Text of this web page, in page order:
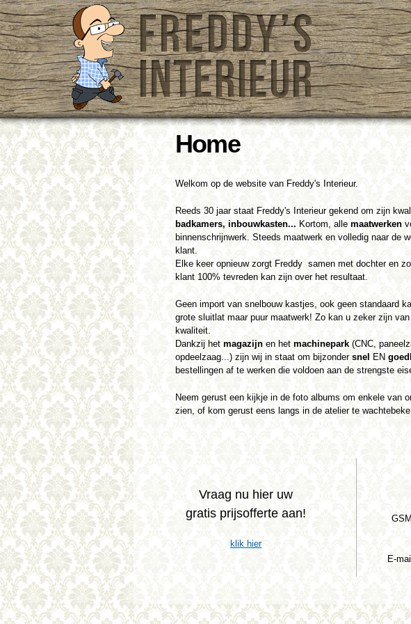
Home
Welkom op de website van Freddy's Interieur.
Reeds 30 jaar staat Freddy's Interieur gekend om zijn
badkamers, inbouwkasten... Kortom, alle maatwerken
binnenschrijnwerk. Steeds maatwerk en volledig naar de
klant.
Elke keer opnieuw zorgt Freddy samen met dochter en
klant 100% tevreden kan zijn over het resultaat.
Geen import van snelbouw kastjes, ook geen standaard
grote sluitlat maar puur maatwerk! Zo kan u zeker zijn
kwaliteit.
Dankzij het magazijn en het machinepark (CNC,
opdeelzaag...) zijn wij in staat om bijzonder snel EN
bestellingen af te werken die voldoen aan de strengste
Neem gerust een kijkje in de foto albums om enkele van
zien, of kom gerust eens langs in de atelier te
Vraag nu hier uw
gratis prijsofferte aan!
klik hier
E-